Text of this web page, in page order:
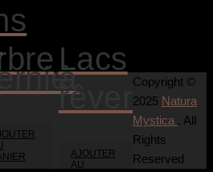
Lacs
à
rêver
AJOUTER
AU
Copyright ©
2025 Natura
Mystica . All
Rights
Reserved